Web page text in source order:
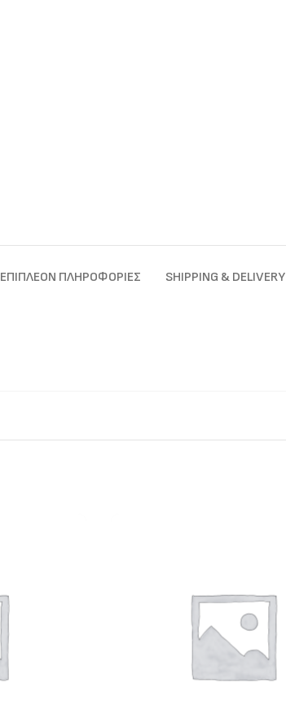
ΕΠΙΠΛΈΟΝ ΠΛΗΡΟΦΟΡΊΕΣ SHIPPING & DELIVERY